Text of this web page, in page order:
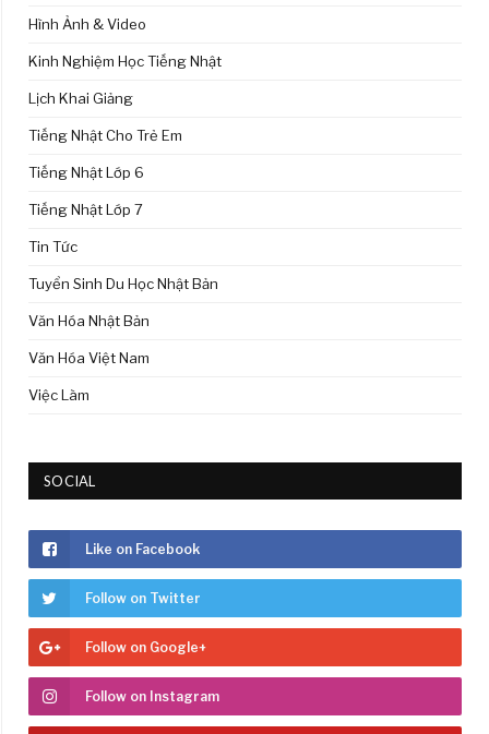
Hình Ảnh & Video
Kinh Nghiệm Học Tiếng Nhật
Lịch Khai Giảng
Tiếng Nhật Cho Trẻ Em
Tiếng Nhật Lớp 6
Tiếng Nhật Lớp 7
Tin Tức
Tuyển Sinh Du Học Nhật Bản
Văn Hóa Nhật Bản
Văn Hóa Việt Nam
Việc Làm
SOCIAL
Like on Facebook
Follow on Twitter
Follow on Google+
Follow on Instagram